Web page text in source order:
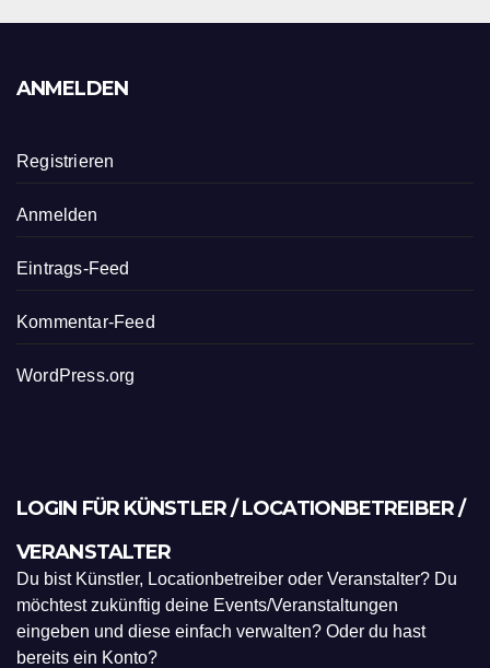
ANMELDEN
Registrieren
Anmelden
Eintrags-Feed
Kommentar-Feed
WordPress.org
LOGIN FÜR KÜNSTLER / LOCATIONBETREIBER /
VERANSTALTER
Du bist Künstler, Locationbetreiber oder Veranstalter? Du
möchtest zukünftig deine Events/Veranstaltungen
eingeben und diese einfach verwalten? Oder du hast
bereits ein Konto?